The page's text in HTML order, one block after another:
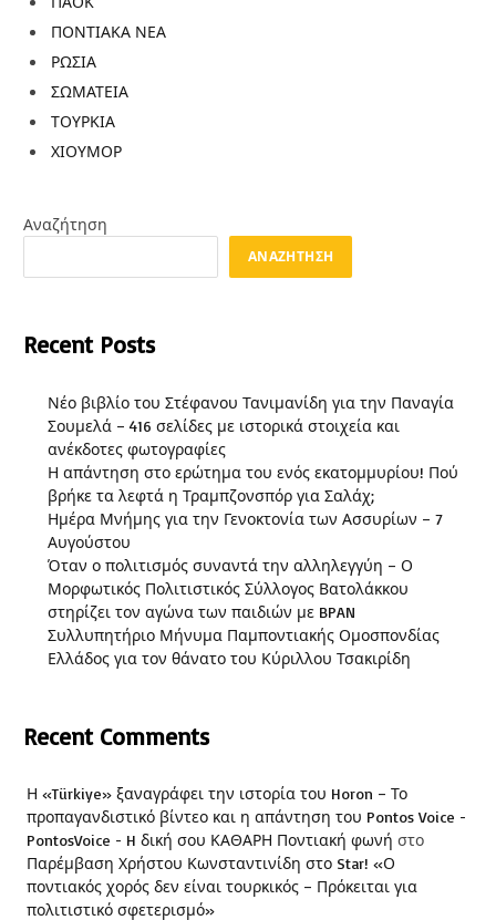
ΠΟΝΤΙΑΚΑ ΝΕΑ
ΡΩΣΙΑ
ΣΩΜΑΤΕΙΑ
ΤΟΥΡΚΙΑ
ΧΙΟΥΜΟΡ
Αναζήτηση
ΑΝΑΖΉΤΗΣΗ
Recent Posts
Νέο βιβλίο του Στέφανου Τανιμανίδη για την Παναγία
Σουμελά – 416 σελίδες με ιστορικά στοιχεία και
ανέκδοτες φωτογραφίες
Η απάντηση στο ερώτημα του ενός εκατομμυρίου! Πού
βρήκε τα λεφτά η Τραμπζονσπόρ για Σαλάχ;
Ημέρα Μνήμης για την Γενοκτονία των Ασσυρίων – 7
Αυγούστου
Όταν ο πολιτισμός συναντά την αλληλεγγύη – Ο
Μορφωτικός Πολιτιστικός Σύλλογος Βατολάκκου
στηρίζει τον αγώνα των παιδιών με BPAN
Συλλυπητήριο Μήνυμα Παμποντιακής Ομοσπονδίας
Ελλάδος για τον θάνατο του Κύριλλου Τσακιρίδη
Recent Comments
Η «Türkiye» ξαναγράφει την ιστορία του Horon – Το
προπαγανδιστικό βίντεο και η απάντηση του Pontos Voice -
PontosVoice - H δική σου ΚΑΘΑΡΗ Ποντιακή φωνή στο
Παρέμβαση Χρήστου Κωνσταντινίδη στο Star! «Ο
ποντιακός χορός δεν είναι τουρκικός – Πρόκειται για
πολιτιστικό σφετερισμό»